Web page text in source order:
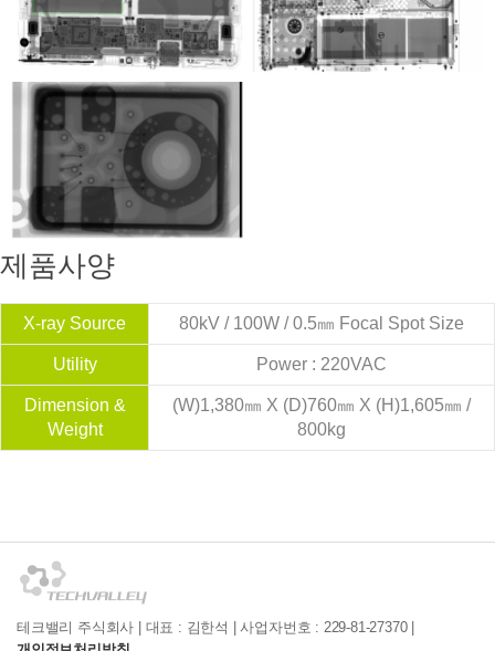
제품사양
X-ray Source 80kV / 100W / 0.5㎜ Focal Spot Size
Utility Power : 220VAC
Dimension &
Weight
(W)1,380㎜ X (D)760㎜ X (H)1,605㎜ /
800kg
테크밸리 주식회사 | 대표 : 김한석 | 사업자번호 : 229-81-27370 |